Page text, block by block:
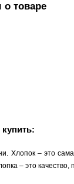
товаре
– это
– это